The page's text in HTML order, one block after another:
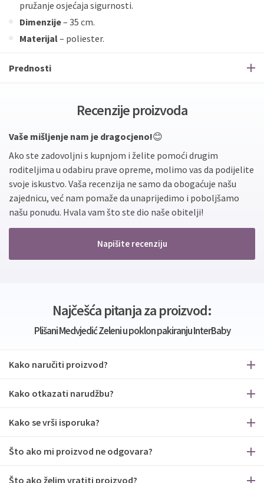
pružanje osjećaja sigurnosti.
Dimenzije– 35 cm.
Materijal– poliester.
Prednosti
Recenzije proizvoda
Vaše mišljenje nam je dragocjeno!😊
Ako ste zadovoljni s kupnjom i želite pomoći drugim
roditeljima u odabiru prave opreme, molimo vas da podijelite
svoje iskustvo. Vaša recenzija ne samo da obogaćuje našu
zajednicu, već nam pomaže da unaprijedimo i poboljšamo
našu ponudu. Hvala vam što ste dio naše obitelji!
Napišite recenziju
Najčešća pitanja za proizvod:
Plišani Medvjedić Zeleni u poklon pakiranju InterBaby
Kako naručiti proizvod?
Kako otkazati narudžbu?
Kako se vrši isporuka?
Što ako mi proizvod ne odgovara?
Što ako želim vratiti proizvod?